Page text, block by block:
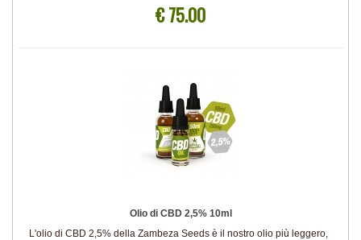
€ 75.00
Olio di CBD 2,5% 10ml
L'olio di CBD 2,5% della Zambeza Seeds è il nostro olio più leggero,